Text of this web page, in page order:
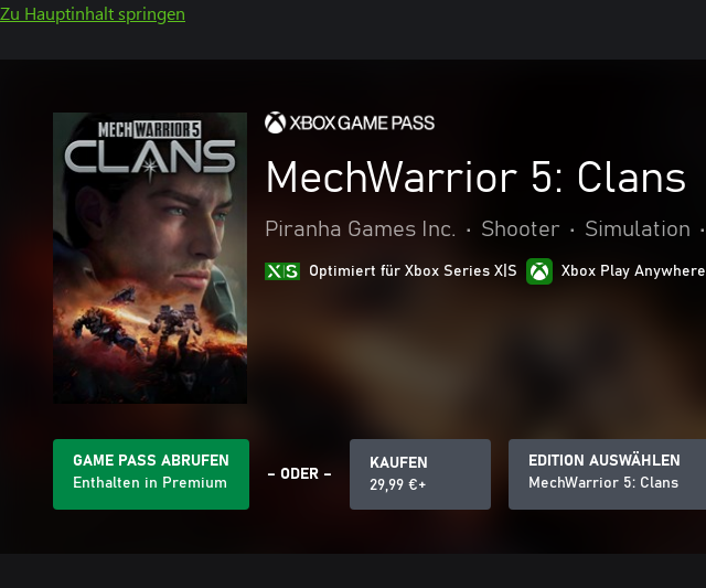
Zu Hauptinhalt springen
MechWarrior 5: Clans
Piranha Games Inc. • Shooter • Simulation •
Optimiert für Xbox Series X|S Xbox Play Anywhere
GAME PASS ABRUFEN
Enthalten in Premium
– ODER –
KAUFEN
29,99 €+
EDITION AUSWÄHLEN
MechWarrior 5: Clans